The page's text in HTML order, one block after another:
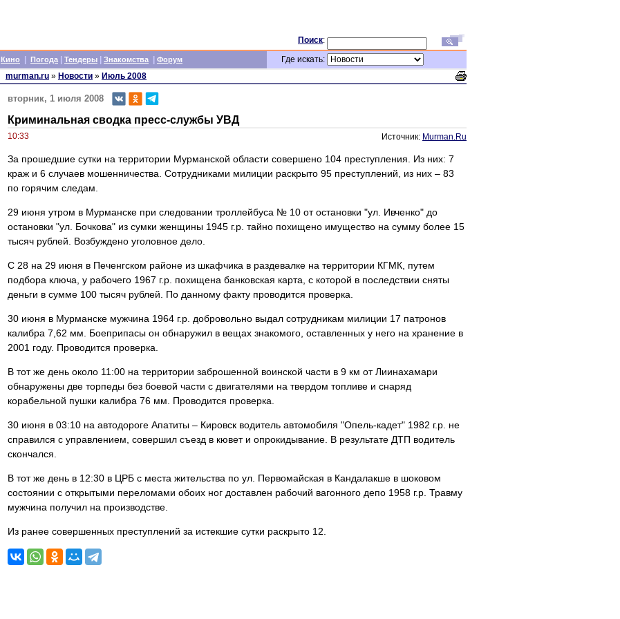
Поиск:
Кино Погода Тендеры Знакомства Форум
Где искать:
murman.ru » Новости » Июль 2008
вторник, 1 июля 2008
Криминальная сводка пресс-службы УВД
10:33 Источник: Murman.Ru
За прошедшие сутки на территории Мурманской области совершено 104 преступления. Из них: 7
краж и 6 случаев мошенничества. Сотрудниками милиции раскрыто 95 преступлений, из них – 83
по горячим следам.
29 июня утром в Мурманске при следовании троллейбуса № 10 от остановки "ул. Ивченко" до
остановки "ул. Бочкова" из сумки женщины 1945 г.р. тайно похищено имущество на сумму более 15
тысяч рублей. Возбуждено уголовное дело.
С 28 на 29 июня в Печенгском районе из шкафчика в раздевалке на территории КГМК, путем
подбора ключа, у рабочего 1967 г.р. похищена банковская карта, с которой в последствии сняты
деньги в сумме 100 тысяч рублей. По данному факту проводится проверка.
30 июня в Мурманске мужчина 1964 г.р. добровольно выдал сотрудникам милиции 17 патронов
калибра 7,62 мм. Боеприпасы он обнаружил в вещах знакомого, оставленных у него на хранение в
2001 году. Проводится проверка.
В тот же день около 11:00 на территории заброшенной воинской части в 9 км от Лиинахамари
обнаружены две торпеды без боевой части с двигателями на твердом топливе и снаряд
корабельной пушки калибра 76 мм. Проводится проверка.
30 июня в 03:10 на автодороге Апатиты – Кировск водитель автомобиля "Опель-кадет" 1982 г.р. не
справился с управлением, совершил съезд в кювет и опрокидывание. В результате ДТП водитель
скончался.
В тот же день в 12:30 в ЦРБ с места жительства по ул. Первомайская в Кандалакше в шоковом
состоянии с открытыми переломами обоих ног доставлен рабочий вагонного депо 1958 г.р. Травму
мужчина получил на производстве.
Из ранее совершенных преступлений за истекшие сутки раскрыто 12.